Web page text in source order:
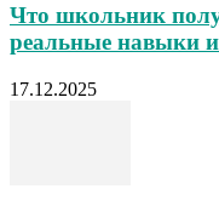
Что школьник
реальные навыки
17.12.2025